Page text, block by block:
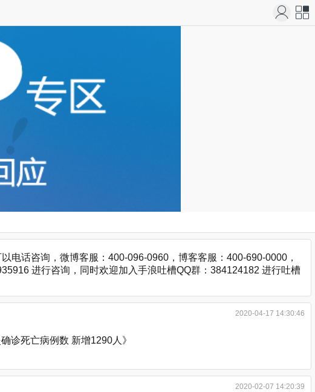
电话咨询，微博客服：400-096-0960，博客客服：400-690-0000，
进行咨询，同时欢迎加入手浪吐槽QQ群：384124182 进行吐槽
2020-04-17 14:30:46
诊死亡病例数 新增1290人》
2020-02-07 14:20:39